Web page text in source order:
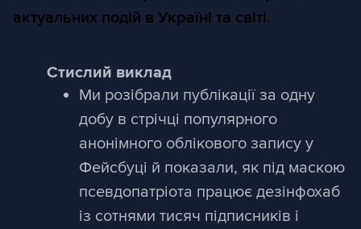
актуальних подій в Україні та світі.
Стислий виклад
Ми розібрали публікації за одну
добу в стрічці популярного
анонімного облікового запису у
Фейсбуці й показали, як під маскою
псевдопатріота працює дезінфохаб
із сотнями тисяч підписників і